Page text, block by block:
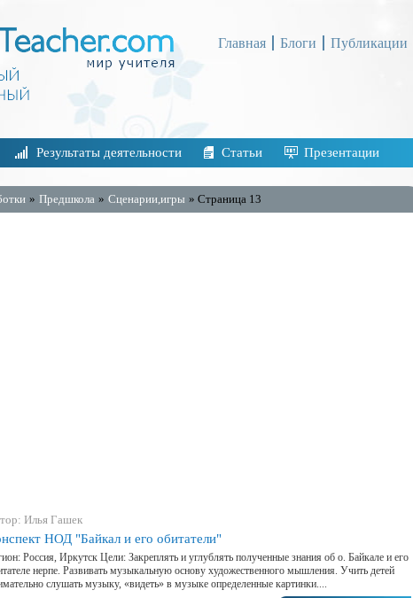
Главная Блоги Публикации
Результаты деятельности Статьи Презентации
» Предшкола » Сценарии,игры » Страница 13
Илья Гашек
НОД "Байкал и его обитатели"
Россия, Иркутск Цели: Закреплять и углублять полученные знания об о. Байкале и его
нерпе. Развивать музыкальную основу художественного мышления. Учить детей
слушать музыку, «видеть» в музыке определенные картинки....